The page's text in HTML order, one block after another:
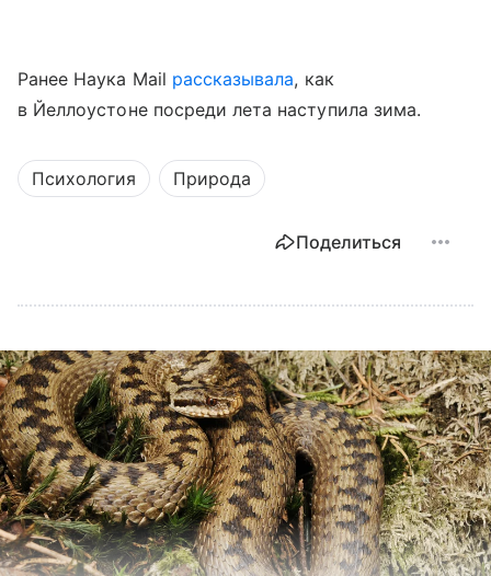
Ранее Наука Mail рассказывала, как
в Йеллоустоне посреди лета наступила зима.
Психология Природа
Поделиться